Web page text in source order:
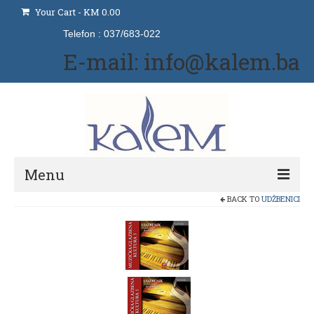
Your Cart - KM 0.00
Telefon : 037/683-022
E-mail: info@kalem.ba
Menu
Udžbenici i priručnici
BACK TO UDŽBENICI